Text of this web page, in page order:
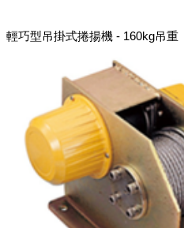
輕巧型吊掛式捲揚機 - 160kg吊重